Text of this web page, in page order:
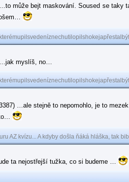
může bejt maskování. Soused se
…jak myslíš, no…
…ale stejně to nepomohlo, je to
AZ kvízu... A kdyby došla ňáká hláška, tak
ta nejostřejší tužka, co si budeme …